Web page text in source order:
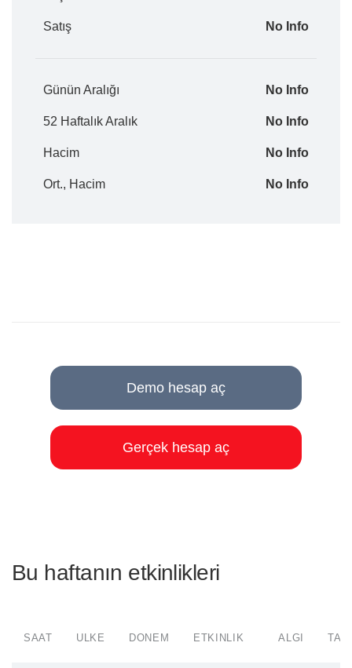
Satış No Info
Günün Aralığı No Info
52 Haftalık Aralık No Info
Hacim No Info
Ort., Hacim No Info
Demo hesap aç
Gerçek hesap aç
Bu haftanın etkinlikleri
SAAT ÜLKE DÖNEM ETKINLIK ALGI